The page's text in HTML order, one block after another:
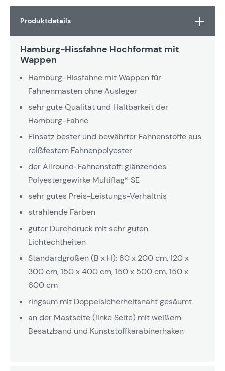
Produktdetails
Hamburg-Hissfahne Hochformat mit
Wappen
Hamburg-Hissfahne mit Wappen für
Fahnenmasten ohne Ausleger
sehr gute Qualität und Haltbarkeit der
Hamburg-Fahne
Einsatz bester und bewährter Fahnenstoffe aus
reißfestem Fahnenpolyester
der Allround-Fahnenstoff: glänzendes
Polyestergewirke Multiflag® SE
sehr gutes Preis-Leistungs-Verhältnis
strahlende Farben
guter Durchdruck mit sehr guten
Lichtechtheiten
Standardgrößen (B x H): 80 x 200 cm, 120 x
300 cm, 150 x 400 cm, 150 x 500 cm, 150 x
600 cm
ringsum mit Doppelsicherheitsnaht gesäumt
an der Mastseite (linke Seite) mit weißem
Besatzband und Kunststoffkarabinerhaken